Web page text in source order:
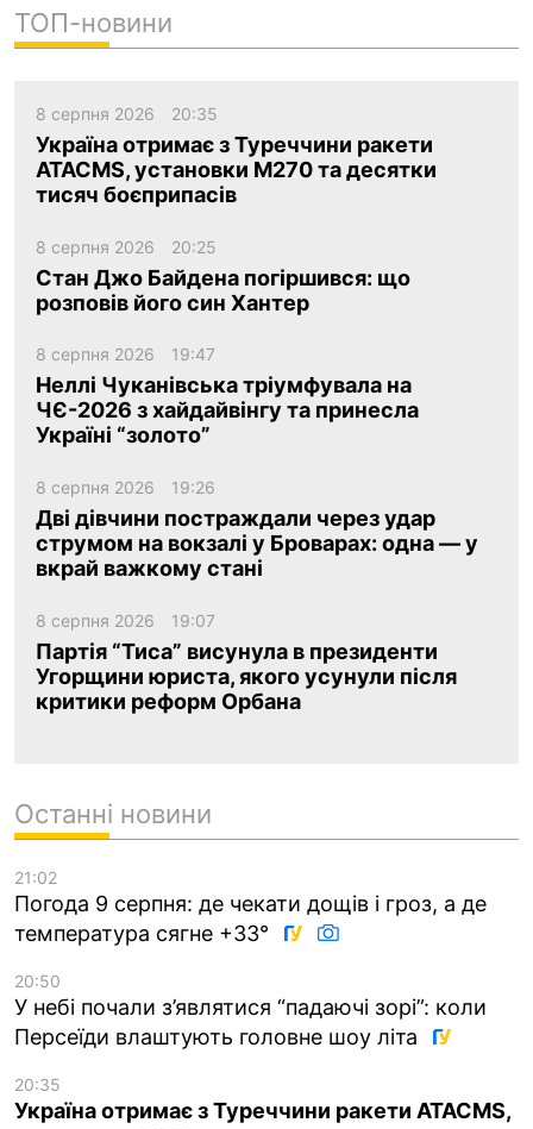
ТОП-новини
8 серпня 2026 20:35
Україна отримає з Туреччини ракети
ATACMS, установки M270 та десятки
тисяч боєприпасів
8 серпня 2026 20:25
Стан Джо Байдена погіршився: що
розповів його син Хантер
8 серпня 2026 19:47
Неллі Чуканівська тріумфувала на
ЧЄ-2026 з хайдайвінгу та принесла
Україні “золото”
8 серпня 2026 19:26
Дві дівчини постраждали через удар
струмом на вокзалі у Броварах: одна — у
вкрай важкому стані
8 серпня 2026 19:07
Партія “Тиса” висунула в президенти
Угорщини юриста, якого усунули після
критики реформ Орбана
Останні новини
21:02
Погода 9 серпня: де чекати дощів і гроз, а де
температура сягне +33°
20:50
У небі почали з’являтися “падаючі зорі”: коли
Персеїди влаштують головне шоу літа
20:35
Україна отримає з Туреччини ракети ATACMS,